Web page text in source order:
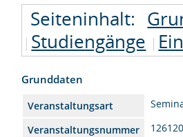
Seiteninhalt:
Studiengänge
Grunddaten
Veranstaltungsart
Veranstaltungsnummer